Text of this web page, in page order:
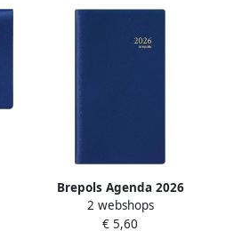
Brepols Agenda 2026
Interplan Genova 7dagen
2pagina's spiraal zwart
2 webshops
€ 5,60